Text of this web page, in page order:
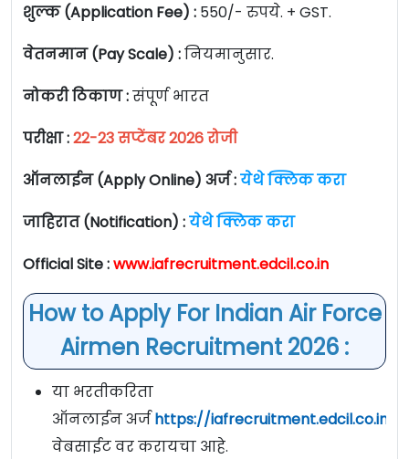
शुल्क (Application Fee) : 550/- रुपये. + GST.
वेतनमान (Pay Scale) :नियमानुसार.
नोकरी ठिकाण :संपूर्ण भारत
परीक्षा :22-23 सप्टेंबर 2026 रोजी
ऑनलाईन (Apply Online) अर्ज :येथे क्लिक करा
जाहिरात (Notification) :येथे क्लिक करा
Official Site :www.iafrecruitment.edcil.co.in
How to Apply For Indian Air Force
Airmen Recruitment 2026 :
या भरतीकरिता
ऑनलाईन अर्जhttps://iafrecruitment.edcil.co.in/
वेबसाईट वर करायचा आहे.